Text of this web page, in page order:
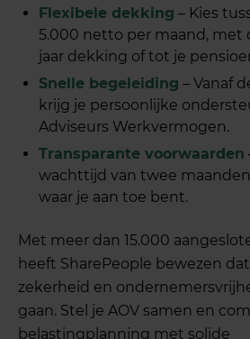
Flexibele dekking – Kies
5.000 netto per maand, met
jaar dekking of tot je
Snelle begeleiding – Vanaf
krijg je persoonlijke
Adviseurs Werkvermogen.
Transparante voorwaarden
wachttijd van twee
waar je aan toe bent.
Met meer dan 15.000
heeft SharePeople bewezen
zekerheid en
gaan. Stel je AOV samen en
belastingplanning met solide